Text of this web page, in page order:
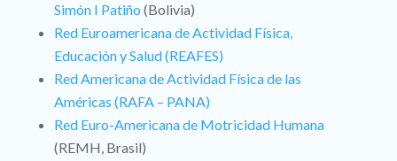
Simón I Patiño (Bolivia)
Red Euroamericana de Actividad Física,
Educación y Salud (REAFES)
Red Americana de Actividad Física de las
Américas (RAFA – PANA)
Red Euro-Americana de Motricidad Humana
(REMH, Brasil)